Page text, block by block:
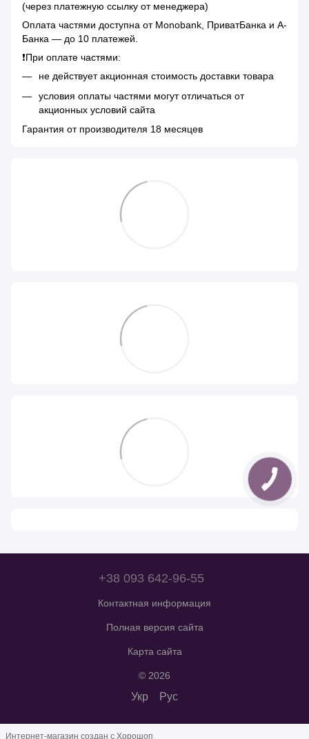
(через платежную ссылку от менеджера)
Оплата частями доступна от Monobank, ПриватБанка и А-
Банка — до 10 платежей.
❗️При оплате частями:
не действует акционная стоимость доставки товара
условия оплаты частями могут отличаться от
акционных условий сайта
Гарантия от производителя 18 месяцев
+38 093 642-96-55
Контактная информация
Полная версия сайта
Карта сайта
© 2026
Укр Рус
Интернет-магазин создан с Хорошоп